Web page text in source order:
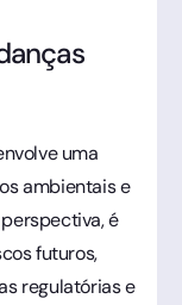
uma
ambientais e
é
futuros,
regulatórias e